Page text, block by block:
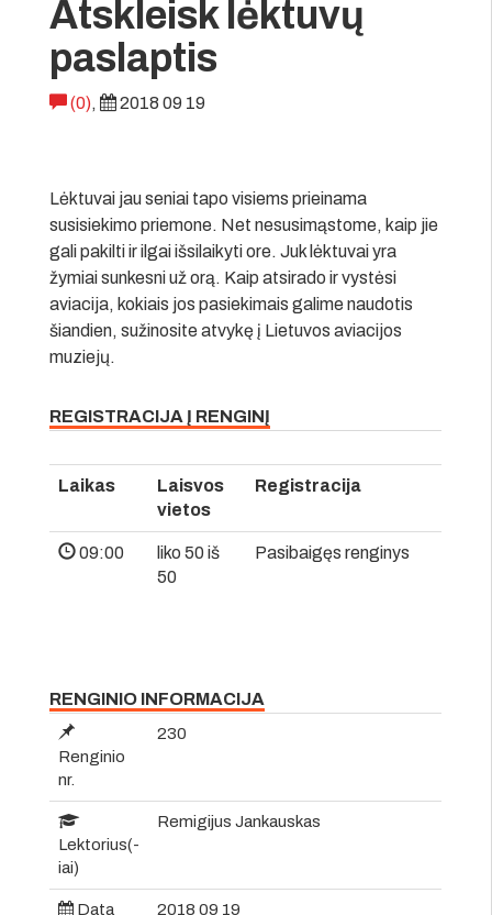
Atskleisk lėktuvų
paslaptis
(0), 2018 09 19
Lėktuvai jau seniai tapo visiems prieinama
susisiekimo priemone. Net nesusimąstome, kaip jie
gali pakilti ir ilgai išsilaikyti ore. Juk lėktuvai yra
žymiai sunkesni už orą. Kaip atsirado ir vystėsi
aviacija, kokiais jos pasiekimais galime naudotis
šiandien, sužinosite atvykę į Lietuvos aviacijos
muziejų.
REGISTRACIJA Į RENGINĮ
Laikas
Laisvos
vietos
Registracija
09:00
liko 50 iš
50
Pasibaigęs renginys
RENGINIO INFORMACIJA
Renginio
nr.
230
Lektorius(-
iai)
Remigijus Jankauskas
Data 2018 09 19